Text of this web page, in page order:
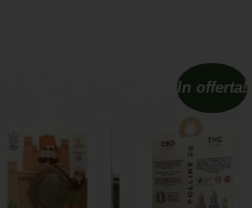
In offerta!